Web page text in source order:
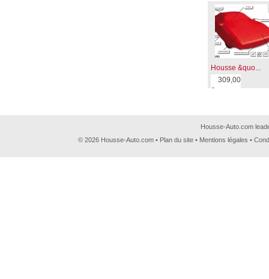
Housse &quo...
309,00
€
Housse-Auto.com
© 2026 Housse-Auto.com • Plan du site • Mentions légales •